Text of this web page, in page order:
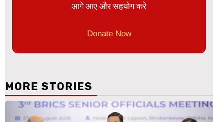
आगे आए और सहयोग करे
Donate Now
MORE STORIES